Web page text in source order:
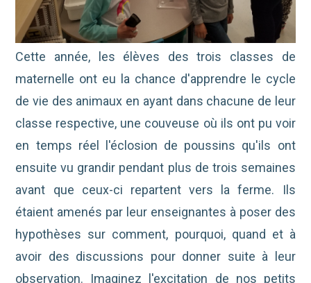
Cette année, les élèves des trois classes de
maternelle ont eu la chance d'apprendre le cycle
de vie des animaux en ayant dans chacune de leur
classe respective, une couveuse où ils ont pu voir
en temps réel l'éclosion de poussins qu'ils ont
ensuite vu grandir pendant plus de trois semaines
avant que ceux-ci repartent vers la ferme.
Ils
étaient amenés par leur enseignantes à poser des
hypothèses sur comment, pourquoi, quand et à
avoir des discussions pour donner suite à leur
observation. Imaginez l'excitation de nos petits